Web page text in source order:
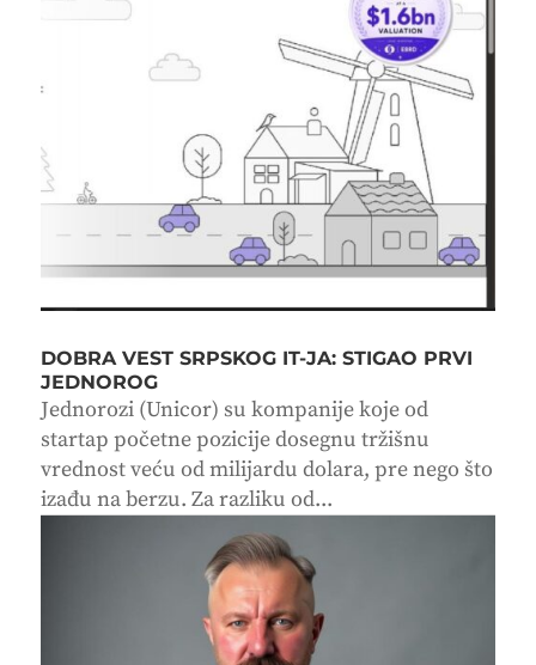
DOBRA VEST SRPSKOG IT-JA: STIGAO PRVI
JEDNOROG
Jednorozi (Unicor) su kompanije koje od
startap početne pozicije dosegnu tržišnu
vrednost veću od milijardu dolara, pre nego što
izađu na berzu. Za razliku od...